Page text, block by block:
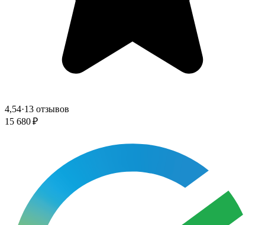
4,54·13 отзывов
15 680 ₽